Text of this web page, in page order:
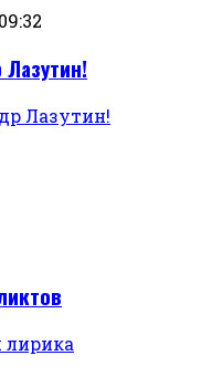
лирика